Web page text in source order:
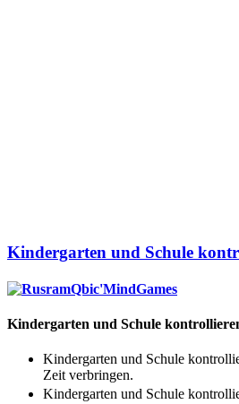
Kindergarten und Schule
Kindergarten und Schule
Kindergarten und Schule
Zeit verbringen.
Kindergarten und Schule